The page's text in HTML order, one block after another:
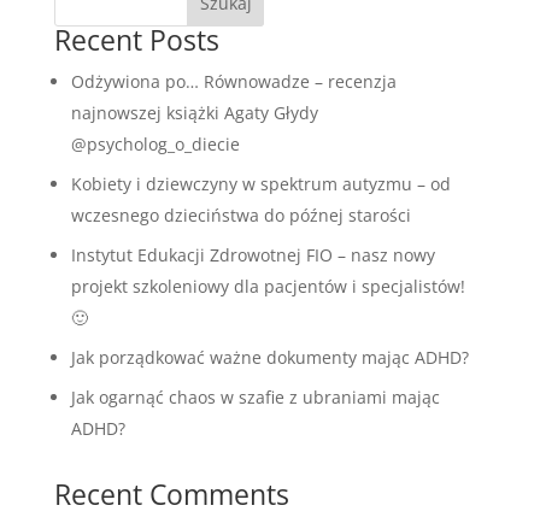
Recent Posts
Odżywiona po… Równowadze – recenzja
najnowszej książki Agaty Głydy
@psycholog_o_diecie
Kobiety i dziewczyny w spektrum autyzmu – od
wczesnego dzieciństwa do późnej starości
Instytut Edukacji Zdrowotnej FIO – nasz nowy
projekt szkoleniowy dla pacjentów i specjalistów!
🙂
Jak porządkować ważne dokumenty mając ADHD?
Jak ogarnąć chaos w szafie z ubraniami mając
ADHD?
Recent Comments